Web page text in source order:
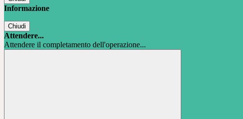
Informazione
Chiudi
Attendere...
Attendere il completamento dell'operazione...